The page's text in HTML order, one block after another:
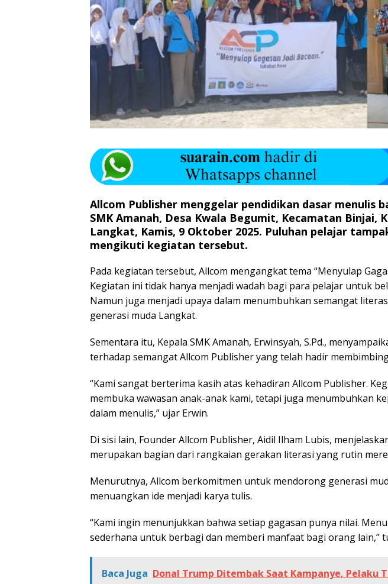
Allcom Publisher menggelar pendidikan dasar menulis
SMK Amanah, Desa Kwala Begumit, Kecamatan Binjai,
Langkat, Kamis, 9 Oktober 2025. Puluhan pelajar
mengikuti kegiatan tersebut.
Pada kegiatan tersebut, Allcom mengangkat tema “Menyulap
Kegiatan ini tidak hanya menjadi wadah bagi para pelajar untuk
Namun juga menjadi upaya dalam menumbuhkan semangat
generasi muda Langkat.
Sementara itu, Kepala SMK Amanah, Erwinsyah, S.Pd.,
terhadap semangat Allcom Publisher yang telah hadir
“Kami sangat berterima kasih atas kehadiran Allcom Publisher.
membuka wawasan anak-anak kami, tetapi juga menumbuhkan
dalam menulis,” ujar Erwin.
Di sisi lain, Founder Allcom Publisher, Aidil Ilham Lubis,
merupakan bagian dari rangkaian gerakan literasi yang rutin
Menurutnya, Allcom berkomitmen untuk mendorong generasi
menuangkan ide menjadi karya tulis.
“Kami ingin menunjukkan bahwa setiap gagasan punya nilai.
sederhana untuk berbagi dan memberi manfaat bagi orang lain,”
Baca Juga Donal Trump Ditembak Saat Kampanye, Pelaku